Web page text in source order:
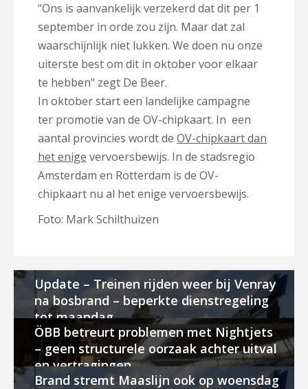
"Ons is aanvankelijk verzekerd dat dit per 1
september in orde zou zijn. Maar dat zal
waarschijnlijk niet lukken. We doen nu onze
uiterste best om dit in oktober voor elkaar
te hebben" zegt De Beer.
In oktober start een landelijke campagne
ter promotie van de OV-chipkaart. In een
aantal provincies wordt de OV-chipkaart dan
het enige vervoersbewijs. In de stadsregio
Amsterdam en Rotterdam is de OV-
chipkaart nu al het enige vervoersbewijs.
Foto: Mark Schilthuizen
Update – Treinen rijden weer bij Venray
na bosbrand – beperkte dienstregeling
tot maandag
ÖBB betreurt problemen met Nightjets
– geen structurele oorzaak achter uitval
en vertragingen
Brand stremt Maaslijn ook op woensdag